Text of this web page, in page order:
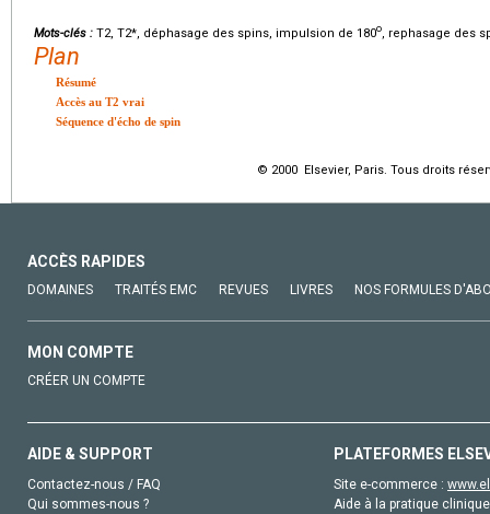
Mots-clés : T2, T2*, déphasage des spins, impulsion de 180o, rephasage des
Plan
Résumé
Accès au T2 vrai
Séquence d'écho de spin
© 2000 Elsevier, Paris. Tous droits
ACCÈS RAPIDES
DOMAINES TRAITÉS EMC REVUES LIVRES NOS FORMULES
MON COMPTE
CRÉER UN COMPTE
AIDE & SUPPORT
Contactez-nous / FAQ
Qui sommes-nous ?
PLATEFORMES
Site e-commerce :
Aide à la pratique